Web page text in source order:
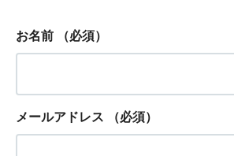
お名前 （必須）
メールアドレス （必須）